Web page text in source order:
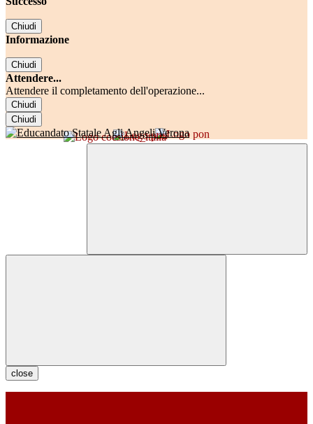
Chiudi
Informazione
Chiudi
Attendere...
Attendere il completamento dell'operazione...
Chiudi
Chiudi
close